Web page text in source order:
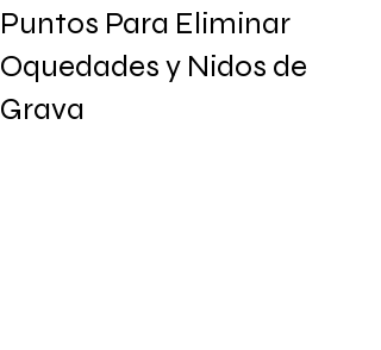
Puntos Para Eliminar
Oquedades y Nidos de
Grava